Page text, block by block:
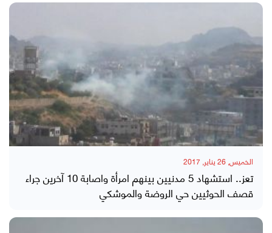
الخميس, 26 يناير, 2017
تعز.. استشهاد 5 مدنيين بينهم امرأة واصابة 10 آخرين جراء
قصف الحوثيين حي الروضة والموشكي